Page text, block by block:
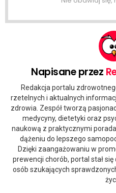
Napisane przez
Redakcja portalu
rzetelnych i aktualnych
zdrowia. Zespół tworzą
medycyny, dietetyki oraz
naukową z praktycznymi
dążeniu do lepszego
Dzięki zaangażowaniu w
prewencji chorób, portal stał
osób szukających